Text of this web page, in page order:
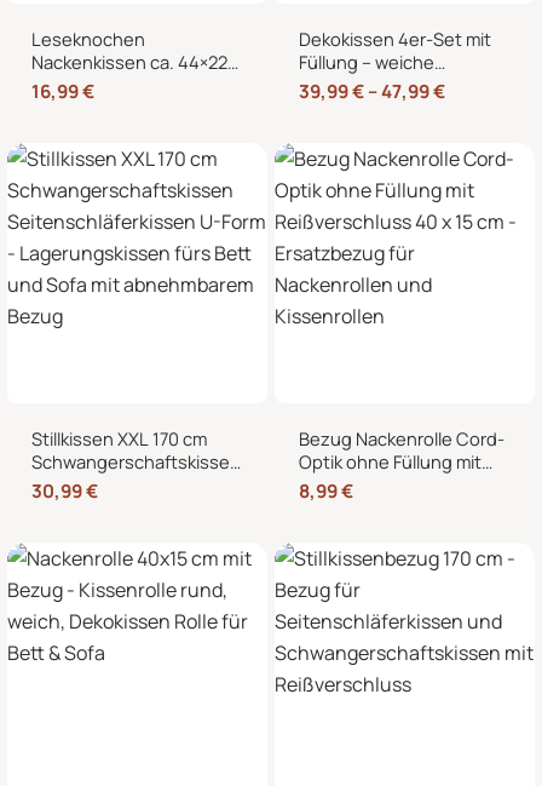
Leseknochen
Nackenkissen ca. 44×22
cm – Knochenkissen
Lesekissen zum Lesen
und Bett
16,99€
Dekokissen 4er-Set mit
Füllung – weiche
Zierkissen für Sofa und
Couch, 40×40, 45×45
39,99€–47,99€
Stillkissen XXL 170 cm
Schwangerschaftskissen
Seitenschläferkissen U-
Form – Lagerungskissen
abnehmbarem Bezug
30,99€
Bezug Nackenrolle Cord-
Optik ohne Füllung mit
Reißverschluss 40 x 15
cm – Ersatzbezug für
Kissenrollen
8,99€